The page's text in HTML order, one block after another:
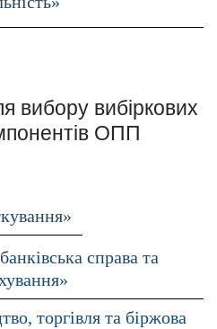
вибору вибіркових
ОПП
справа та
торгівля та біржова